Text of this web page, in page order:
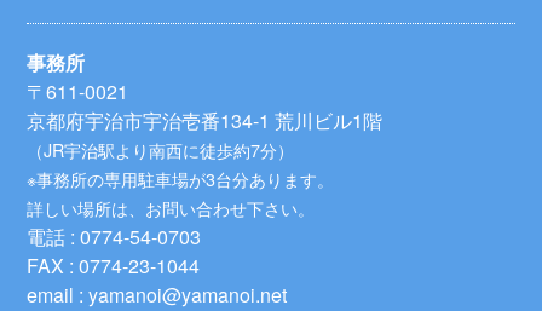
事務所
〒611-0021
京都府宇治市宇治壱番134-1 荒川ビル1階
（JR宇治駅より南西に徒歩約7分）
※事務所の専用駐車場が3台分あります。
詳しい場所は、お問い合わせ下さい。
電話 : 0774-54-0703
FAX : 0774-23-1044
email : yamanoi@yamanoi.net